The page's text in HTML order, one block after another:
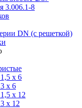
3.006.1-8
DN (с решеткой)
x 6
x 6
x 12
x 12